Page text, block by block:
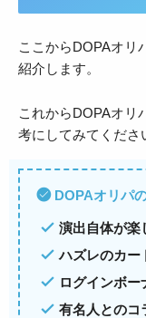
ここからDOPAオリ
紹介します。
これからDOPAオリ
考にしてみてくださ
DOPAオリパ
演出自体が楽
ハズレのカー
ログインボー
有名人とのコ